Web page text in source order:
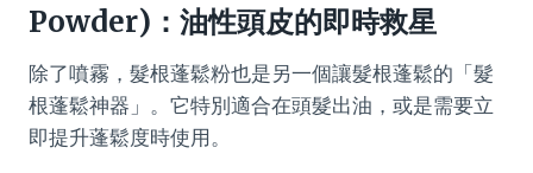
Powder)：油性頭皮的即時救星
除了噴霧，髮根蓬鬆粉也是另一個讓髮根蓬鬆的「髮
根蓬鬆神器」。它特別適合在頭髮出油，或是需要立
即提升蓬鬆度時使用。